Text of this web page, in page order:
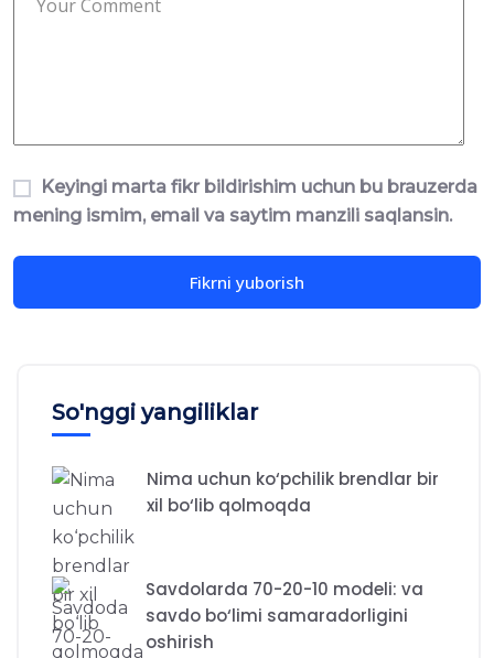
Keyingi marta fikr bildirishim uchun bu brauzerda
mening ismim, email va saytim manzili saqlansin.
So'nggi yangiliklar
Nima uchun ko‘pchilik brendlar bir
xil bo‘lib qolmoqda
Savdolarda 70-20-10 modeli: va
savdo bo‘limi samaradorligini
oshirish